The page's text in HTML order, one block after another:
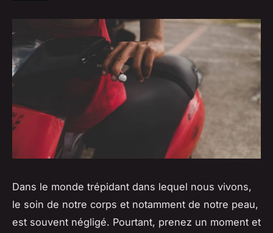
Dans le monde trépidant dans lequel nous vivons,
le soin de notre corps et notamment de notre peau,
est souvent négligé. Pourtant, prenez un moment et